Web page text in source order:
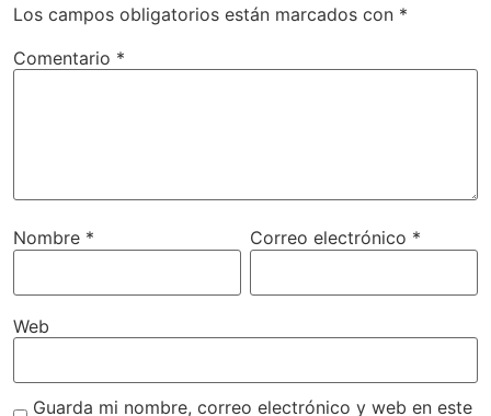
Los campos obligatorios están marcados con *
Comentario *
Nombre * Correo electrónico *
Web
Guarda mi nombre, correo electrónico y web en este